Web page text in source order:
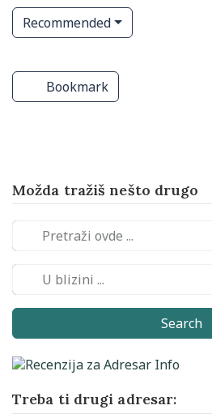
Recommended
Bookmark
Možda tražiš nešto drugo
Search
Treba ti drugi adresar: